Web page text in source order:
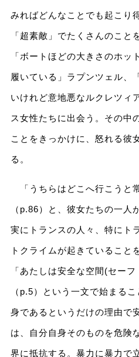
みればどんなことでも起こり
「超素敵」でたくさんのこと
「ボートほどの大きさのホッ
履いている」ラプンツェル、
いけれど意地悪なルクレツィ
ス女性たちに出会う。その中
ことをきっかけに、怒れる彼
る。
「うちらはどこへ行こうと
（p.86）と、彼女たちの一人
実にトランスの人々、特にト
トクライムが起きていること
「あたしは安全な空間(セー
（p.5）という一文で始まる
身であるというだけの理由で
は、自分自身そのものを危険
界に抵抗する。暴力に暴力で